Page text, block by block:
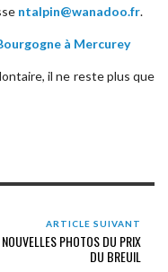
ntalpin@wanadoo.fr.
à Mercurey
il ne reste plus que
ARTICLE SUIVANT
PHOTOS DU PRIX
DU BREUIL